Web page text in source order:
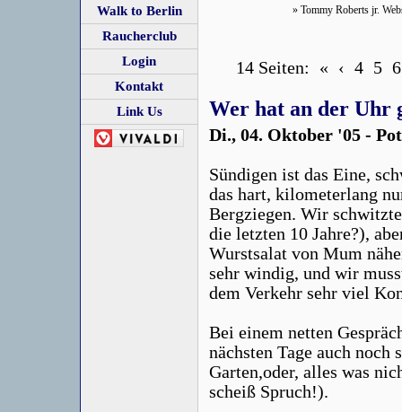
Walk to Berlin
Raucherclub
Login
Kontakt
Link Us
» Tommy Roberts jr.
14 Seiten: « ‹ 4 5 6
Wer hat an der Uhr
Di., 04. Oktober '05 -
Sündigen ist das Eine,
das hart, kilometerlang
Bergziegen. Wir
die letzten 10 Jahre?),
Wurstsalat von Mum
sehr windig, und wir
dem Verkehr sehr viel
Bei einem netten
nächsten Tage auch
Garten,oder, alles was
scheiß Spruch!).